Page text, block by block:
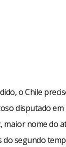
o Chile
disputado
maior nome do
do segundo